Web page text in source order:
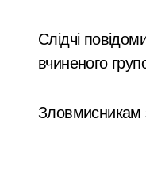
Слідчі
вчиненого
Зловмисникам